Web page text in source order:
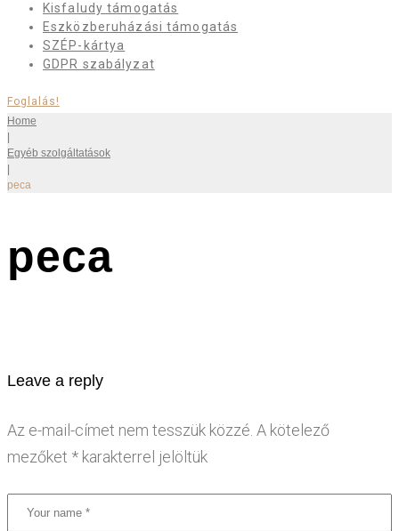
Kisfaludy támogatás
Eszközberuházási támogatás
SZÉP-kártya
GDPR szabályzat
Foglalás!
Home
Egyéb szolgáltatások
peca
peca
Leave a reply
Az e-mail-címet nem tesszük közzé. A kötelező
mezőket * karakterrel jelöltük